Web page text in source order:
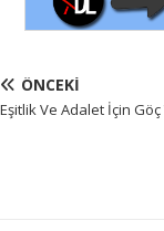
ÖNCEKI
Eşitlik Ve Adalet İçin Göç